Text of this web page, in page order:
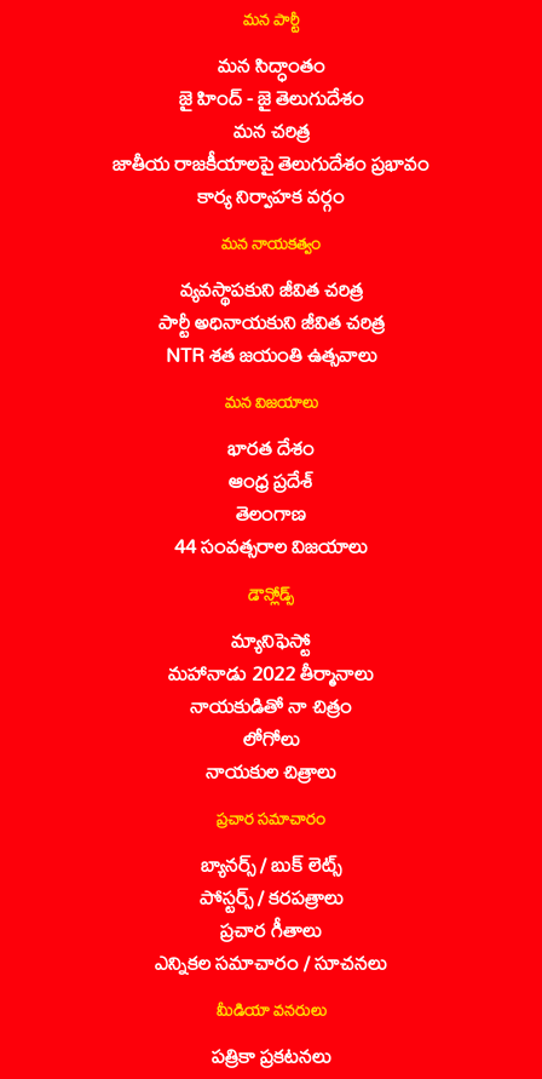
మన పార్టీ
మన సిద్ధాంతం
జై హింద్ - జై తెలుగుదేశం
మన చరిత్ర
జాతీయ రాజకీయాలపై తెలుగుదేశం ప్రభావం
కార్య నిర్వాహక వర్గం
మన నాయకత్వం
వ్యవస్థాపకుని జీవిత చరిత్ర
పార్టీ అధినాయకుని జీవిత చరిత్ర
NTR శత జయంతి ఉత్సవాలు
మన విజయాలు
భారత దేశం
ఆంధ్ర ప్రదేశ్
తెలంగాణ
44 సంవత్సరాల విజయాలు
డౌన్లోడ్స్
మ్యానిఫెస్టో
మహానాడు 2022 తీర్మానాలు
నాయకుడితో నా చిత్రం
లోగోలు
నాయకుల చిత్రాలు
ప్రచార సమాచారం
బ్యానర్స్ / బుక్ లెట్స్
పోస్టర్స్ / కరపత్రాలు
ప్రచార గీతాలు
ఎన్నికల సమాచారం / సూచనలు
మీడియా వనరులు
పత్రికా ప్రకటనలు